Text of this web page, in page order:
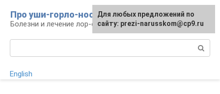
контенту
Про уши-горло-нос
Болезни и лечение лор-органов
English
Для любых предложений по
сайту: prezi-narusskom@cp9.ru